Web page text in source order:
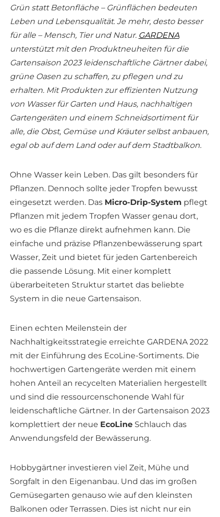
Grün statt Betonfläche – Grünflächen bedeuten
Leben und Lebensqualität. Je mehr, desto besser
für alle – Mensch, Tier und Natur. GARDENA
unterstützt mit den Produktneuheiten für die
Gartensaison 2023 leidenschaftliche Gärtner dabei,
grüne Oasen zu schaffen, zu pflegen und zu
erhalten. Mit Produkten zur effizienten Nutzung
von Wasser für Garten und Haus, nachhaltigen
Gartengeräten und einem Schneidsortiment für
alle, die Obst, Gemüse und Kräuter selbst anbauen,
egal ob auf dem Land oder auf dem Stadtbalkon.
Ohne Wasser kein Leben. Das gilt besonders für
Pflanzen. Dennoch sollte jeder Tropfen bewusst
eingesetzt werden. Das Micro-Drip-System pflegt
Pflanzen mit jedem Tropfen Wasser genau dort,
wo es die Pflanze direkt aufnehmen kann. Die
einfache und präzise Pflanzenbewässerung spart
Wasser, Zeit und bietet für jeden Gartenbereich
die passende Lösung. Mit einer komplett
überarbeiteten Struktur startet das beliebte
System in die neue Gartensaison.
Einen echten Meilenstein der
Nachhaltigkeitsstrategie erreichte GARDENA 2022
mit der Einführung des EcoLine-Sortiments. Die
hochwertigen Gartengeräte werden mit einem
hohen Anteil an recycelten Materialien hergestellt
und sind die ressourcenschonende Wahl für
leidenschaftliche Gärtner. In der Gartensaison 2023
komplettiert der neue EcoLine Schlauch das
Anwendungsfeld der Bewässerung.
Hobbygärtner investieren viel Zeit, Mühe und
Sorgfalt in den Eigenanbau. Und das im großen
Gemüsegarten genauso wie auf den kleinsten
Balkonen oder Terrassen. Dies ist nicht nur ein